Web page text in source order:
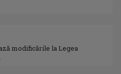
modificările la Legea